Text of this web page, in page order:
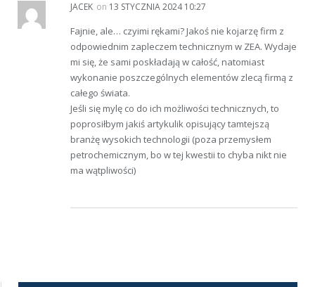
JACEK on 13 STYCZNIA 2024 10:27
Fajnie, ale… czyimi rękami? Jakoś nie kojarzę firm z
odpowiednim zapleczem technicznym w ZEA. Wydaje
mi się, że sami poskładają w całość, natomiast
wykonanie poszczególnych elementów zlecą firmą z
całego świata.
Jeśli się mylę co do ich możliwości technicznych, to
poprosiłbym jakiś artykulik opisujący tamtejszą
branżę wysokich technologii (poza przemysłem
petrochemicznym, bo w tej kwestii to chyba nikt nie
ma wątpliwości)